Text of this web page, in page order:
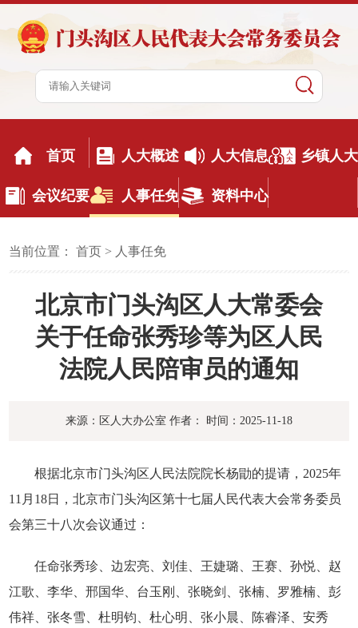
首页 人大概述 人大信息 乡镇人大
会议纪要 人事任免 资料中心
当前位置：首页 > 人事任免
北京市门头沟区人大常委会
关于任命张秀珍等为区人民
法院人民陪审员的通知
来源：区人大办公室 作者： 时间：2025-11-18
根据北京市门头沟区人民法院院长杨勖的提请，2025年
11月18日，北京市门头沟区第十七届人民代表大会常务委员
会第三十八次会议通过：
任命张秀珍、边宏亮、刘佳、王婕璐、王赛、孙悦、赵
江歌、李华、邢国华、台玉刚、张晓剑、张楠、罗雅楠、彭
伟祥、张冬雪、杜明钧、杜心明、张小晨、陈睿泽、安秀